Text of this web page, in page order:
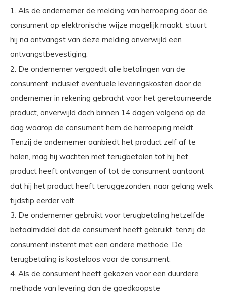
1. Als de ondernemer de melding van herroeping door de
consument op elektronische wijze mogelijk maakt, stuurt
hij na ontvangst van deze melding onverwijld een
ontvangstbevestiging.
2. De ondernemer vergoedt alle betalingen van de
consument, inclusief eventuele leveringskosten door de
ondernemer in rekening gebracht voor het geretourneerde
product, onverwijld doch binnen 14 dagen volgend op de
dag waarop de consument hem de herroeping meldt.
Tenzij de ondernemer aanbiedt het product zelf af te
halen, mag hij wachten met terugbetalen tot hij het
product heeft ontvangen of tot de consument aantoont
dat hij het product heeft teruggezonden, naar gelang welk
tijdstip eerder valt.
3. De ondernemer gebruikt voor terugbetaling hetzelfde
betaalmiddel dat de consument heeft gebruikt, tenzij de
consument instemt met een andere methode. De
terugbetaling is kosteloos voor de consument.
4. Als de consument heeft gekozen voor een duurdere
methode van levering dan de goedkoopste